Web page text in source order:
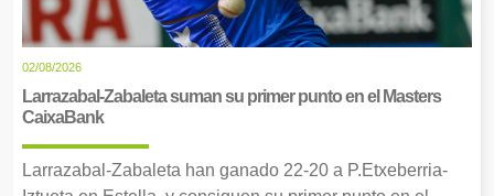
02/08/2026
Larrazabal-Zabaleta suman su primer punto en el Masters
CaixaBank
Larrazabal-Zabaleta han ganado 22-20 a P.Etxeberria-